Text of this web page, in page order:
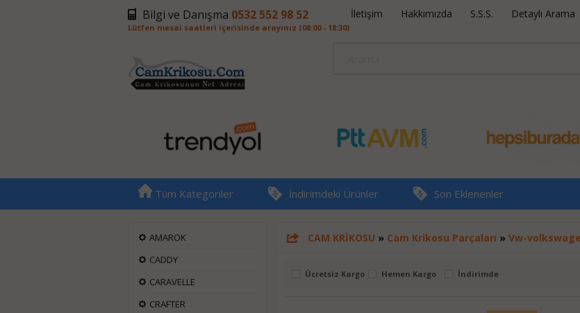
Bilgi ve Danışma 0532 552 98 52
Lütfen mesai saatleri içerisinde arayınız (08:00 - 18:30)
İletişim Hakkımızda S.S.S. Detaylı Arama
Tüm Kategoriler İndirimdeki Ürünler Son Eklenenler
AMAROK
CADDY
CARAVELLE
CRAFTER
CAM KRİKOSU » Cam Krikosu Parçaları » Vw-
Ücretsiz Kargo Hemen Kargo İndirimde